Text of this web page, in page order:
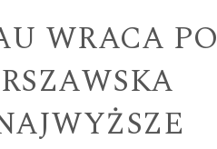
WRACA PO